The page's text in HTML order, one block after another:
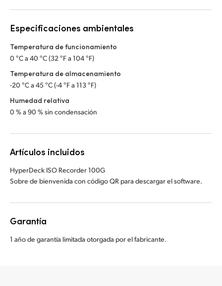
Especificaciones ambientales
Temperatura de funcionamiento
0 °C a 40 °C (32 °F a 104 °F)
Temperatura de almacenamiento
-20 °C a 45 °C (-4 °F a 113 °F)
Humedad relativa
0 % a 90 % sin condensación
Artículos incluidos
HyperDeck ISO Recorder 100G
Sobre de bienvenida con código QR para descargar el software.
Garantía
1 año de garantía limitada otorgada por el fabricante.